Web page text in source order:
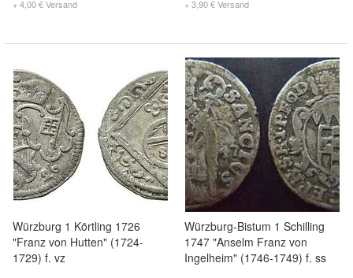
+ 4,00 € Versand
+ 3,90 € Versand
Würzburg 1 Körtling 1726
"Franz von Hutten" (1724-
1729) f. vz
Würzburg-Bistum 1 Schilling
1747 "Anselm Franz von
Ingelheim" (1746-1749) f. ss